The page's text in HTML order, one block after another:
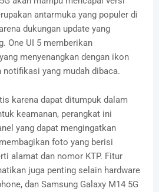
antarmuka yang populer di
dukungan update yang
One UI 5 memberikan
menyenangkan dengan ikon
yang mudah dibaca.
karena dapat ditumpuk dalam
keamanan, perangkat ini
yang dapat mengingatkan
foto yang berisi
alamat dan nomor KTP. Fitur
juga penting selain hardware
dan Samsung Galaxy M14 5G